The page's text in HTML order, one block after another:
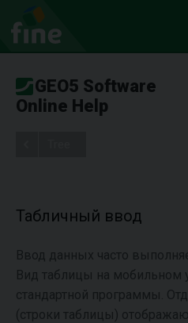
GEO5 Software
Online Help
Табличный ввод
Ввод данных часто
Вид таблицы на мобильном
стандартной программы.
(строки таблицы)